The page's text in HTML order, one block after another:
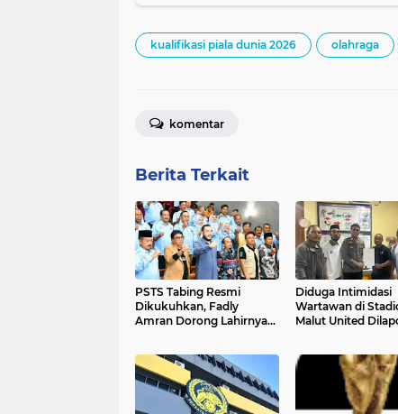
kualifikasi piala dunia 2026 olahraga
komentar
Berita Terkait
PSTS Tabing Resmi
Dikukuhkan, Fadly
Amran Dorong Lahirnya
Diduga Intimidasi
Wartawan di
Malut United